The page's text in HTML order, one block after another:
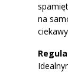
na